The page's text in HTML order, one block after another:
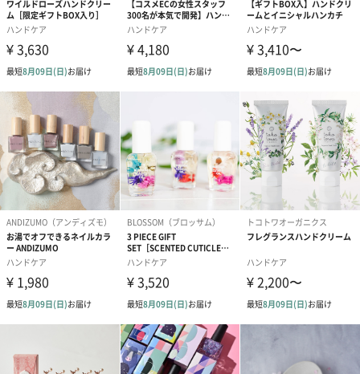
ます。肌を柔軟にし、うるおいを与え乾燥から守ります。
グレープシードオイル
厳選されたフランス産のグレープシードオイルを贅沢に使用して
います。肌をなめらかに整え、すこやかに保ちます。
エクストラピュア
現代のスタイリッシュでモダンな個性を表現した色鮮やかなデザ
インにこだわっています。フレッシュな香りが毎日の生活を楽し
く彩るナチュラルボディーケアコレクションです。
選べる香りは6種類